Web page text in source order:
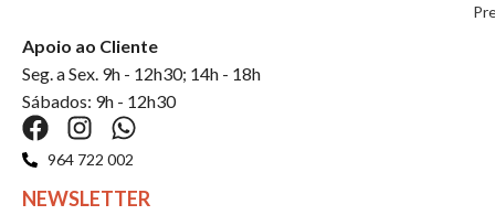
Apoio ao Cliente
Seg. a Sex. 9h - 12h30; 14h - 18h
Sábados: 9h - 12h30
964 722 002
NEWSLETTER